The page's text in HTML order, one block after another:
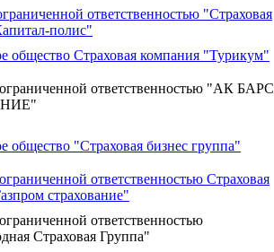
ответственностью "Страховая
полис"
общество Страховая компания "Турикум"
ответственностью "АК БАРС
общество "Страховая бизнес группа"
ответственностью Страховая
страхование"
ответственностью
Страховая Группа"